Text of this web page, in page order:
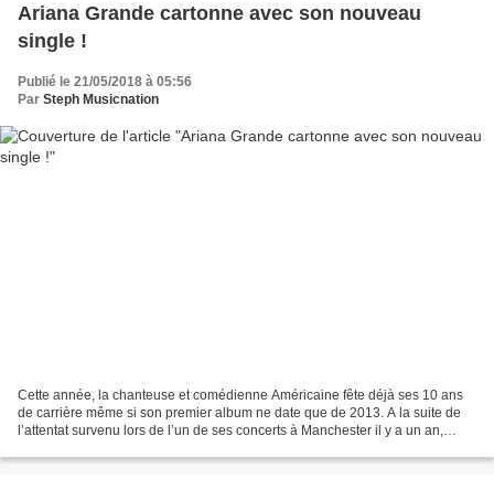
Ariana Grande cartonne avec son nouveau
single !
Publié le 21/05/2018 à 05:56
Par Steph Musicnation
Cette année, la chanteuse et comédienne Américaine fête déjà ses 10 ans
de carrière même si son premier album ne date que de 2013. A la suite de
l’attentat survenu lors de l’un de ses concerts à Manchester il y a un an,